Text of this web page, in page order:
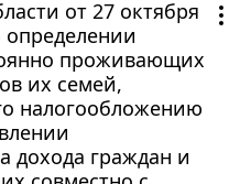
от 27 октября
проживающих
их семей,
налогообложению
дохода граждан и